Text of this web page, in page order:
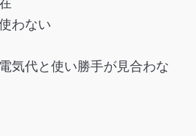
わない
気代と使い勝手が見合わな